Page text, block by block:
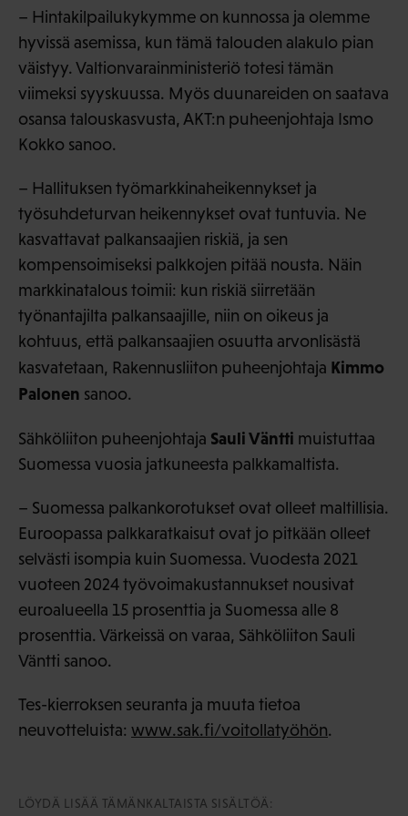
– Hintakilpailukykymme on kunnossa ja olemme
hyvissä asemissa, kun tämä talouden alakulo pian
väistyy. Valtionvarainministeriö totesi tämän
viimeksi syyskuussa. Myös duunareiden on saatava
osansa talouskasvusta, AKT:n puheenjohtaja Ismo
Kokko sanoo.
– Hallituksen työmarkkinaheikennykset ja
työsuhdeturvan heikennykset ovat tuntuvia. Ne
kasvattavat palkansaajien riskiä, ja sen
kompensoimiseksi palkkojen pitää nousta. Näin
markkinatalous toimii: kun riskiä siirretään
työnantajilta palkansaajille, niin on oikeus ja
kohtuus, että palkansaajien osuutta arvonlisästä
kasvatetaan, Rakennusliiton puheenjohtaja Kimmo
Palonen sanoo.
Sähköliiton puheenjohtaja Sauli Väntti muistuttaa
Suomessa vuosia jatkuneesta palkkamaltista.
– Suomessa palkankorotukset ovat olleet maltillisia.
Euroopassa palkkaratkaisut ovat jo pitkään olleet
selvästi isompia kuin Suomessa. Vuodesta 2021
vuoteen 2024 työvoimakustannukset nousivat
euroalueella 15 prosenttia ja Suomessa alle 8
prosenttia. Värkeissä on varaa, Sähköliiton Sauli
Väntti sanoo.
Tes-kierroksen seuranta ja muuta tietoa
neuvotteluista: www.sak.fi/voitollatyöhön.
LÖYDÄ LISÄÄ TÄMÄNKALTAISTA SISÄLTÖÄ: